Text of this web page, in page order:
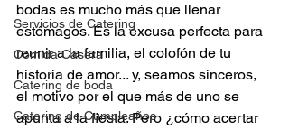
Servicios de Catering
Comida Casera
Catering de boda
Catering de Cumpleaños
bodas es mucho más que llenar
estómagos. Es la excusa perfecta para
reunir a la familia, el colofón de tu
historia de amor... y, seamos sinceros,
el motivo por el que más de uno se
apunta a la fiesta. Pero ¿cómo acertar